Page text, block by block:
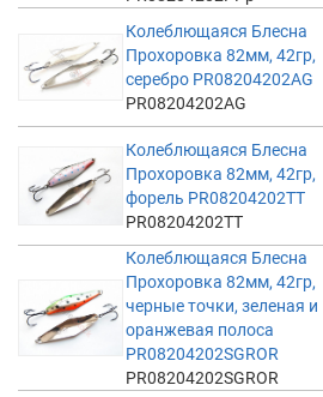
Колеблющаяся Блесна
Прохоровка 82мм, 42гр,
серебро PR08204202AG
PR08204202AG
Колеблющаяся Блесна
Прохоровка 82мм, 42гр,
форель PR08204202TT
PR08204202TT
Колеблющаяся Блесна
Прохоровка 82мм, 42гр,
черные точки, зеленая и
оранжевая полоса
PR08204202SGROR
PR08204202SGROR